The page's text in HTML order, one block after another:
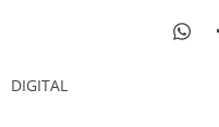
DIGITAL